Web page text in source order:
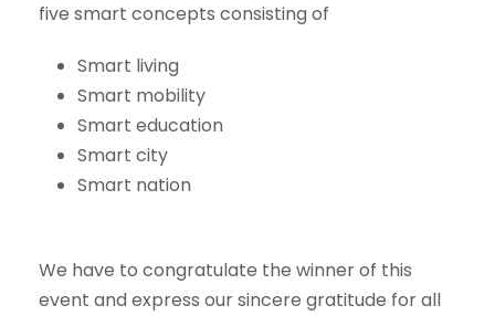
five smart concepts consisting of
Smart living
Smart mobility
Smart education
Smart city
Smart nation
We have to congratulate the winner of this
event and express our sincere gratitude for all